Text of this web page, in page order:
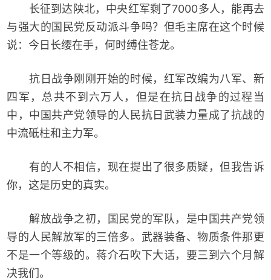
长征到达陕北，中央红军剩了7000多人，能再去
与强大的国民党反动派斗争吗？但毛主席在这个时候
说：今日长缨在手，何时缚住苍龙。
抗日战争刚刚开始的时候，红军改编为八军、新
四军，总共不到六万人，但是在抗日战争的过程当
中，中国共产党领导的人民抗日武装力量成了抗战的
中流砥柱和主力军。
有的人不相信，现在提出了很多质疑，但我告诉
你，这是历史的真实。
解放战争之初，国民党的军队，是中国共产党领
导的人民解放军的三倍多。武器装备、物质条件那更
不是一个等级的。蒋介石吹下大话，要三到六个月解
决我们。